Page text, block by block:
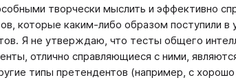
творчески мыслить и эффективно
которые каким-либо образом поступили в
Я не утверждаю, что тесты общего
отлично справляющиеся с ними,
типы претендентов (например, с